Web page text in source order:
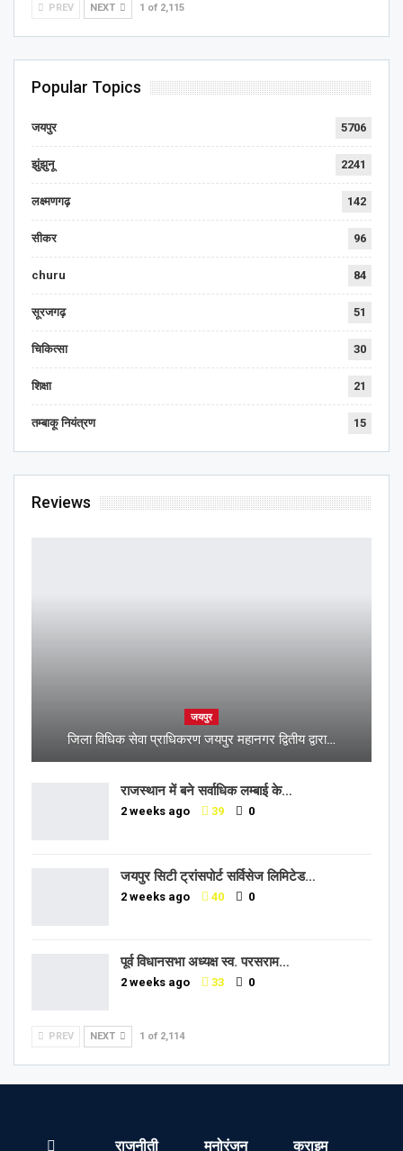
PREV NEXT 1 of 2,115
Popular Topics
जयपुर 5706
झुंझुनू 2241
लक्ष्मणगढ़ 142
सीकर 96
churu 84
सूरजगढ़ 51
चिकित्सा 30
शिक्षा 21
तम्बाकू नियंत्रण 15
Reviews
जयपुर
जिला विधिक सेवा प्राधिकरण जयपुर महानगर द्वितीय द्वारा…
राजस्थान में बने सर्वाधिक लम्बाई के…
2 weeks ago 39 0
जयपुर सिटी ट्रांसपोर्ट सर्विसेज लिमिटेड…
2 weeks ago 40 0
पूर्व विधानसभा अध्यक्ष स्व. परसराम…
2 weeks ago 33 0
PREV NEXT 1 of 2,114
राजनीती मनोरंजन क्राइम